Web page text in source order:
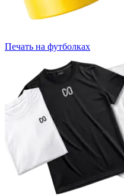
Печать на футболках